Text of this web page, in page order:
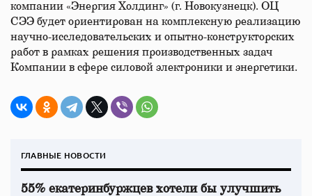
компании «Энергия Холдинг» (г. Новокузнецк). ОЦ
СЭЭ будет ориентирован на комплексную реализацию
научно-исследовательских и опытно-конструкторских
работ в рамках решения производственных задач
Компании в сфере силовой электроники и энергетики.
ГЛАВНЫЕ НОВОСТИ
55% екатеринбуржцев хотели бы улучшить